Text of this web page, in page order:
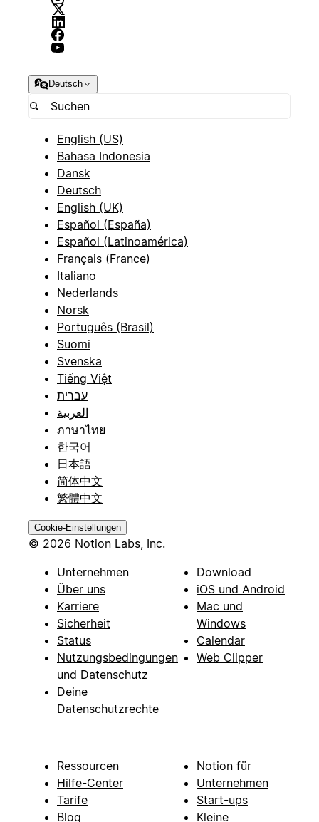
Deutsch
English (US)
Bahasa Indonesia
Dansk
Deutsch
English (UK)
Español (España)
Español (Latinoamérica)
Français (France)
Italiano
Nederlands
Norsk
Português (Brasil)
Suomi
Svenska
Tiếng Việt
עברית
العربية
ภาษาไทย
한국어
日本語
简体中文
繁體中文
Cookie-Einstellungen
© 2026 Notion Labs, Inc.
Unternehmen
Über uns
Karriere
Sicherheit
Status
Nutzungsbedingungen
und Datenschutz
Deine
Datenschutzrechte
Download
iOS und Android
Mac und
Windows
Calendar
Web Clipper
Ressourcen
Hilfe-Center
Tarife
Blog
Notion für
Unternehmen
Start-ups
Kleine